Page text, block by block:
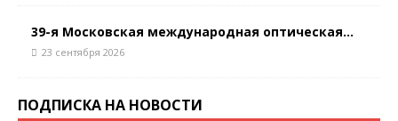
39-я Московская международная оптическая...
23 сентября 2026
ПОДПИСКА НА НОВОСТИ